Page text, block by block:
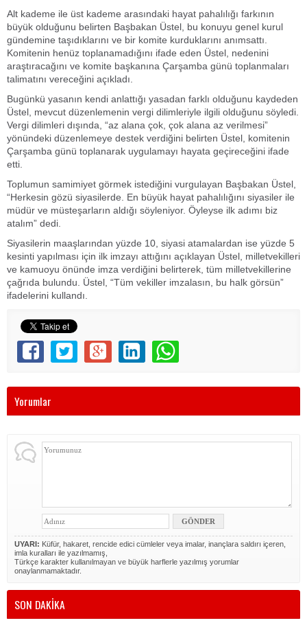
Alt kademe ile üst kademe arasındaki hayat pahalılığı farkının
büyük olduğunu belirten Başbakan Üstel, bu konuyu genel kurul
gündemine taşıdıklarını ve bir komite kurduklarını anımsattı.
Komitenin henüz toplanamadığını ifade eden Üstel, nedenini
araştıracağını ve komite başkanına Çarşamba günü toplanmaları
talimatını vereceğini açıkladı.
Bugünkü yasanın kendi anlattığı yasadan farklı olduğunu kaydeden
Üstel, mevcut düzenlemenin vergi dilimleriyle ilgili olduğunu söyledi.
Vergi dilimleri dışında, “az alana çok, çok alana az verilmesi”
yönündeki düzenlemeye destek verdiğini belirten Üstel, komitenin
Çarşamba günü toplanarak uygulamayı hayata geçireceğini ifade
etti.
Toplumun samimiyet görmek istediğini vurgulayan Başbakan Üstel,
“Herkesin gözü siyasilerde. En büyük hayat pahalılığını siyasiler ile
müdür ve müsteşarların aldığı söyleniyor. Öyleyse ilk adımı biz
atalım” dedi.
Siyasilerin maaşlarından yüzde 10, siyasi atamalardan ise yüzde 5
kesinti yapılması için ilk imzayı attığını açıklayan Üstel, milletvekilleri
ve kamuoyu önünde imza verdiğini belirterek, tüm milletvekillerine
çağrıda bulundu. Üstel, “Tüm vekiller imzalasın, bu halk görsün”
ifadelerini kullandı.
Yorumlar
UYARI: Küfür, hakaret, rencide edici cümleler veya imalar, inançlara saldırı içeren,
imla kuralları ile yazılmamış,
Türkçe karakter kullanılmayan ve büyük harflerle yazılmış yorumlar
onaylanmamaktadır.
SON DAKİKA